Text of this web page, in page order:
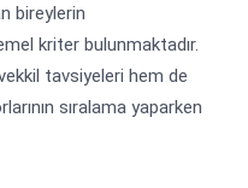
bireylerin
kriter bulunmaktadır.
tavsiyeleri hem de
sıralama yaparken